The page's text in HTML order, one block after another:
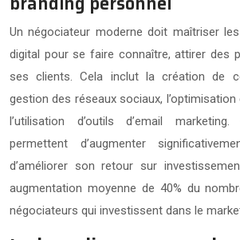
Un négociateur moderne doit maîtriser
digital pour se faire connaître, attirer des
ses clients. Cela inclut la création de
gestion des réseaux sociaux,
l’utilisation d’outils d’email
permettent d’augmenter
d’améliorer son retour sur
augmentation moyenne de 40% du
négociateurs qui investissent dans le